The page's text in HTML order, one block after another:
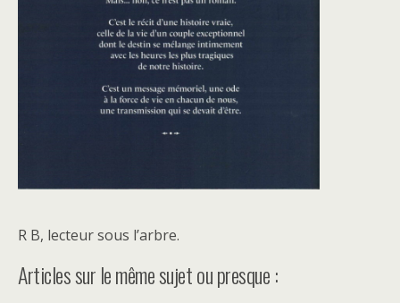
R B, lecteur sous l’arbre.
Articles sur le même sujet ou presque :